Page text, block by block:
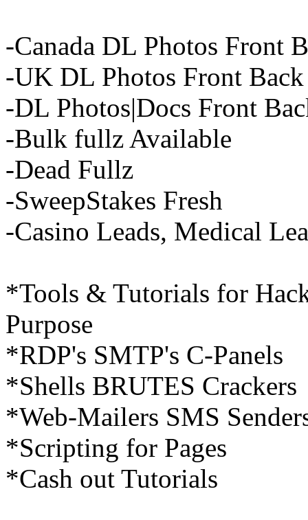
-Canada DL Photos Front
-UK DL Photos Front
-DL Photos|Docs Front
-Bulk fullz Available
-Dead Fullz
-SweepStakes Fresh
-Casino Leads, Medical
*Tools & Tutorials for
Purpose
*RDP's SMTP's C-Panels
*Shells BRUTES Crackers
*Web-Mailers SMS
*Scripting for Pages
*Cash out Tutorials